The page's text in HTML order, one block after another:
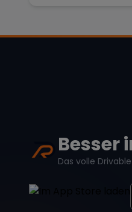
Besser
Das volle